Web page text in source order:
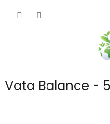
Vata Balance -